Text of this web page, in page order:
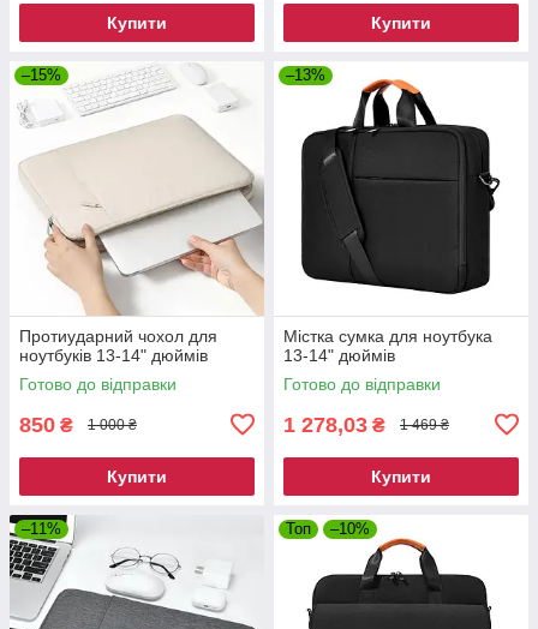
Купити Купити
–15%
Протиударний чохол для
ноутбуків 13-14" дюймів
Готово до відправки
850 ₴ 1 000 ₴
Купити
–13%
Містка сумка для ноутбука
13-14" дюймів
Готово до відправки
1 278,03 ₴ 1 469 ₴
Купити
–11% Топ –10%